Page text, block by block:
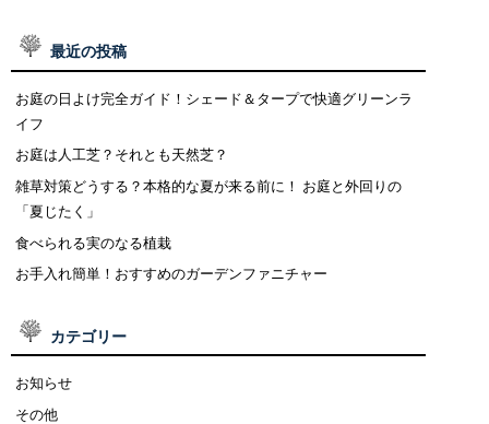
最近の投稿
お庭の日よけ完全ガイド！シェード＆タープで快適グリーンラ
イフ
お庭は人工芝？それとも天然芝？
雑草対策どうする？本格的な夏が来る前に！ お庭と外回りの
「夏じたく」
食べられる実のなる植栽
お手入れ簡単！おすすめのガーデンファニチャー
カテゴリー
お知らせ
その他